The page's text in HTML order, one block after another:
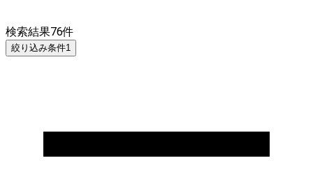
検索結果76件
絞り込み条件1